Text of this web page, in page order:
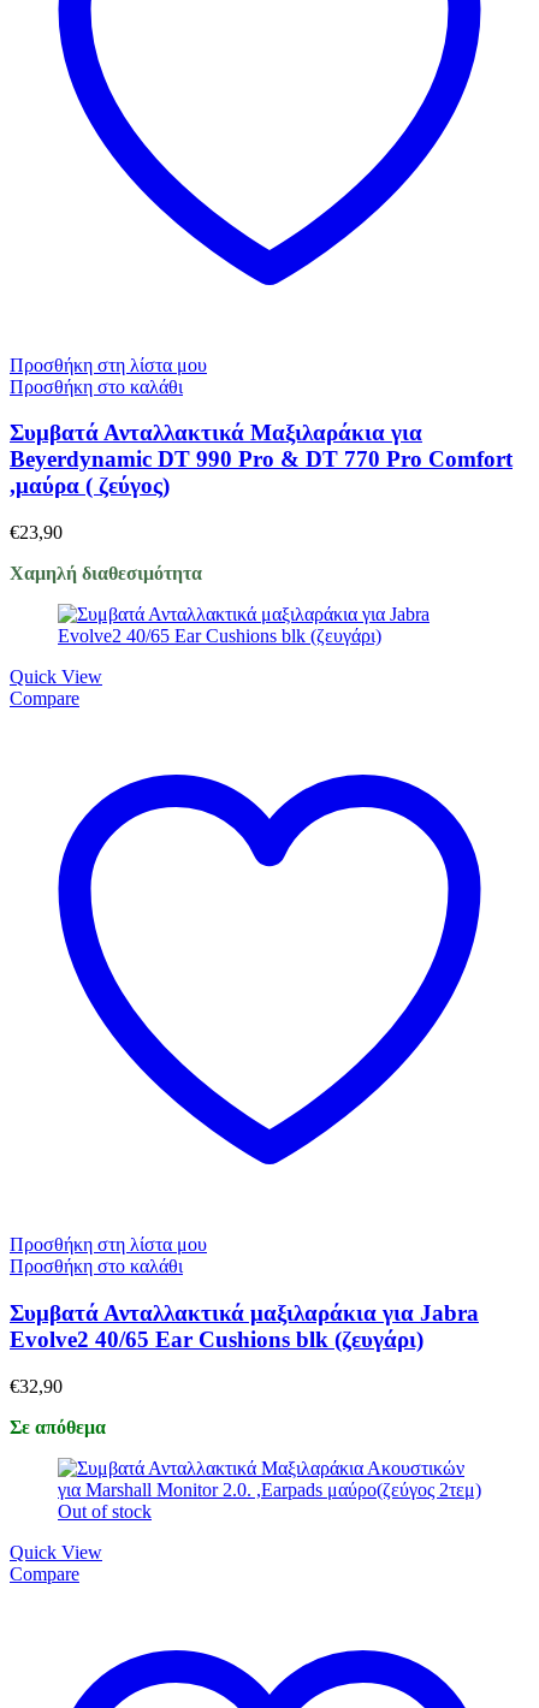
Προσθήκη στη λίστα μου
Προσθήκη στο καλάθι
Συμβατά Ανταλλακτικά Μαξιλαράκια για
Beyerdynamic DT 990 Pro & DT 770 Pro Comfort
,μαύρα ( ζεύγος)
€23,90
Χαμηλή διαθεσιμότητα
Quick View
Compare
Προσθήκη στη λίστα μου
Προσθήκη στο καλάθι
Συμβατά Ανταλλακτικά μαξιλαράκια για Jabra
Evolve2 40/65 Ear Cushions blk (ζευγάρι)
€32,90
Σε απόθεμα
Out of stock
Quick View
Compare